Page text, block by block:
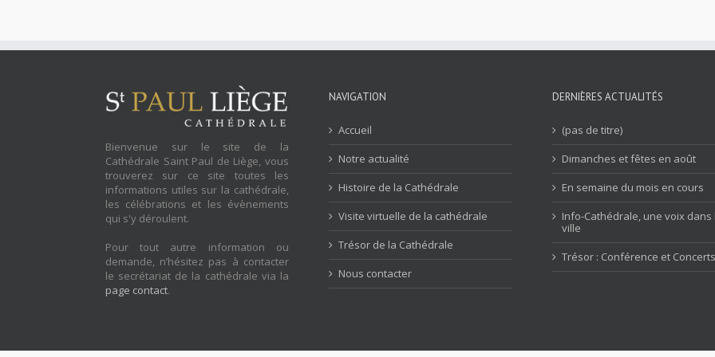
Bienvenue sur le site de la
Cathédrale Saint Paul de Liège, vous
trouverez sur ce site toutes les
informations utiles sur la cathédrale,
les célébrations et les évènements
qui s'y déroulent.
Pour tout autre information ou
demande, n’hésitez pas à contacter
le secrétariat de la cathédrale via la
page contact.
NAVIGATION
Accueil
Notre actualité
Histoire de la Cathédrale
Visite virtuelle de la cathédrale
Trésor de la Cathédrale
Nous contacter
DERNIÈRES ACTUALITÉS
(pas de titre)
Dimanches et fêtes en août
En semaine du mois en cours
Info-Cathédrale, une voix dans
ville
Trésor : Conférence et Concerts